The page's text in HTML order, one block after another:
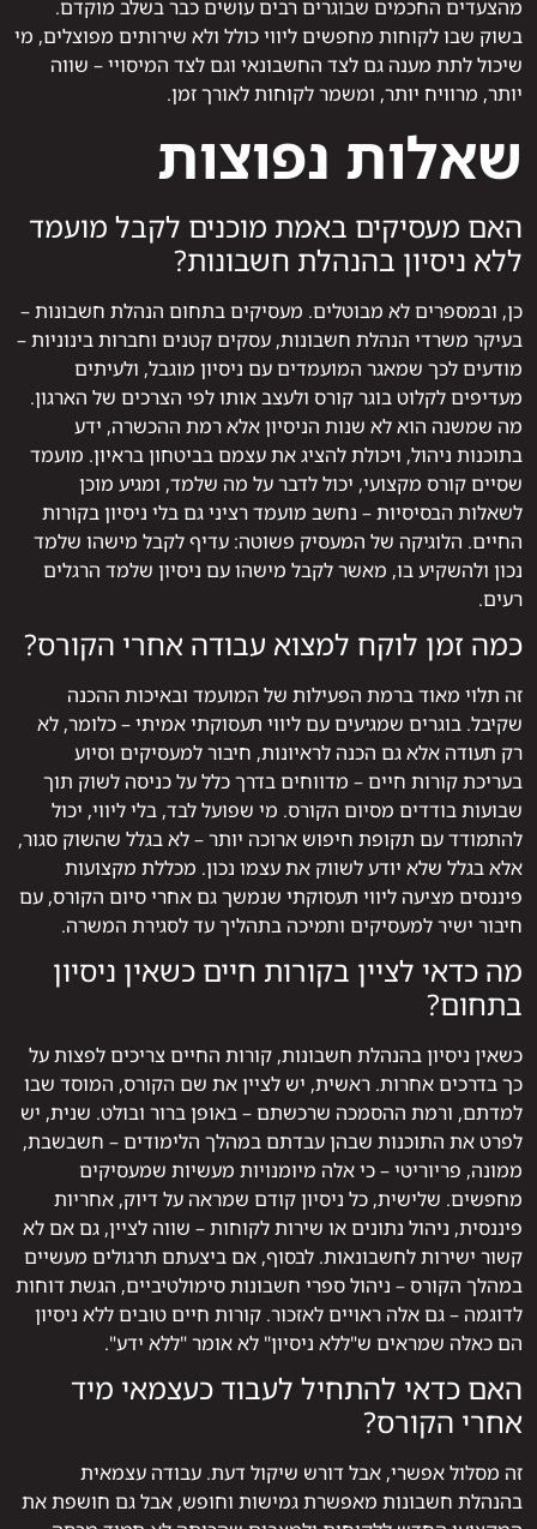
מהצעדים החכמים שבוגרים רבים עושים כבר בשלב מוקדם.
בשוק שבו לקוחות מחפשים ליווי כולל ולא שירותים מפוצלים, מי
שיכול לתת מענה גם לצד החשבונאי וגם לצד המיסויי – שווה
יותר, מרוויח יותר, ומשמר לקוחות לאורך זמן.
שאלות נפוצות
האם מעסיקים באמת מוכנים לקבל מועמד
ללא ניסיון בהנהלת חשבונות?
כן, ובמספרים לא מבוטלים. מעסיקים בתחום הנהלת חשבונות –
בעיקר משרדי הנהלת חשבונות, עסקים קטנים וחברות בינוניות –
מודעים לכך שמאגר המועמדים עם ניסיון מוגבל, ולעיתים
מעדיפים לקלוט בוגר קורס ולעצב אותו לפי הצרכים של הארגון.
מה שמשנה הוא לא שנות הניסיון אלא רמת ההכשרה, ידע
בתוכנות ניהול, ויכולת להציג את עצמם בביטחון בראיון. מועמד
שסיים קורס מקצועי, יכול לדבר על מה שלמד, ומגיע מוכן
לשאלות הבסיסיות – נחשב מועמד רציני גם בלי ניסיון בקורות
החיים. הלוגיקה של המעסיק פשוטה: עדיף לקבל מישהו שלמד
נכון ולהשקיע בו, מאשר לקבל מישהו עם ניסיון שלמד הרגלים
רעים.
כמה זמן לוקח למצוא עבודה אחרי הקורס?
זה תלוי מאוד ברמת הפעילות של המועמד ובאיכות ההכנה
שקיבל. בוגרים שמגיעים עם ליווי תעסוקתי אמיתי – כלומר, לא
רק תעודה אלא גם הכנה לראיונות, חיבור למעסיקים וסיוע
בעריכת קורות חיים – מדווחים בדרך כלל על כניסה לשוק תוך
שבועות בודדים מסיום הקורס. מי שפועל לבד, בלי ליווי, יכול
להתמודד עם תקופת חיפוש ארוכה יותר – לא בגלל שהשוק סגור,
אלא בגלל שלא יודע לשווק את עצמו נכון. מכללת מקצועות
פיננסים מציעה ליווי תעסוקתי שנמשך גם אחרי סיום הקורס, עם
חיבור ישיר למעסיקים ותמיכה בתהליך עד לסגירת המשרה.
מה כדאי לציין בקורות חיים כשאין ניסיון
בתחום?
כשאין ניסיון בהנהלת חשבונות, קורות החיים צריכים לפצות על
כך בדרכים אחרות. ראשית, יש לציין את שם הקורס, המוסד שבו
למדתם, ורמת ההסמכה שרכשתם – באופן ברור ובולט. שנית, יש
לפרט את התוכנות שבהן עבדתם במהלך הלימודים – חשבשבת,
ממונה, פריוריטי – כי אלה מיומנויות מעשיות שמעסיקים
מחפשים. שלישית, כל ניסיון קודם שמראה על דיוק, אחריות
פיננסית, ניהול נתונים או שירות לקוחות – שווה לציין, גם אם לא
קשור ישירות לחשבונאות. לבסוף, אם ביצעתם תרגולים מעשיים
במהלך הקורס – ניהול ספרי חשבונות סימולטיביים, הגשת דוחות
לדוגמה – גם אלה ראויים לאזכור. קורות חיים טובים ללא ניסיון
הם כאלה שמראים ש"ללא ניסיון" לא אומר "ללא ידע".
האם כדאי להתחיל לעבוד כעצמאי מיד
אחרי הקורס?
זה מסלול אפשרי, אבל דורש שיקול דעת. עבודה עצמאית
בהנהלת חשבונות מאפשרת גמישות וחופש, אבל גם חושפת את